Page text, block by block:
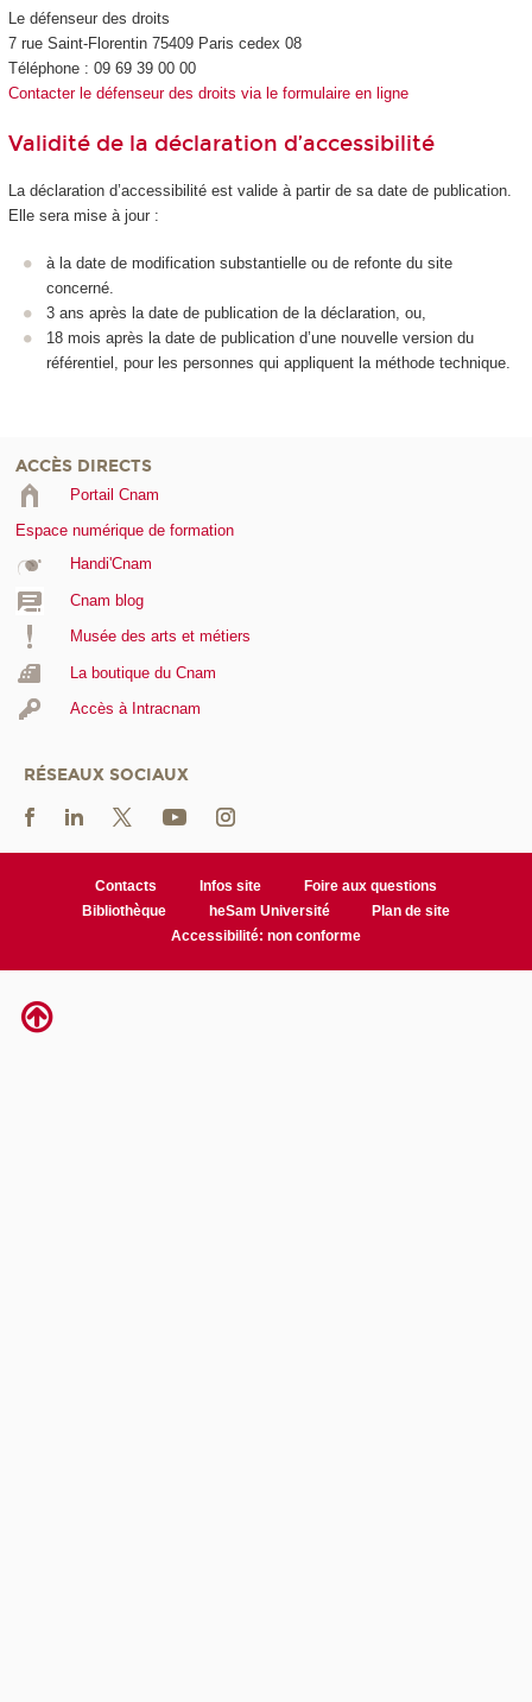
Le défenseur des droits
7 rue Saint-Florentin 75409 Paris cedex 08
Téléphone : 09 69 39 00 00
Contacter le défenseur des droits via le formulaire en ligne
Validité de la déclaration d’accessibilité
La déclaration d’accessibilité est valide à partir de sa date de publication.
Elle sera mise à jour :
à la date de modification substantielle ou de refonte du site
concerné.
3 ans après la date de publication de la déclaration, ou,
18 mois après la date de publication d’une nouvelle version du
référentiel, pour les personnes qui appliquent la méthode technique.
ACCÈS DIRECTS
Portail Cnam
Espace numérique de formation
Handi'Cnam
Cnam blog
Musée des arts et métiers
La boutique du Cnam
Accès à Intracnam
RÉSEAUX SOCIAUX
Contacts Infos site
Foire aux questions
Bibliothèque
heSam Université
Plan de site
Accessibilité: non conforme